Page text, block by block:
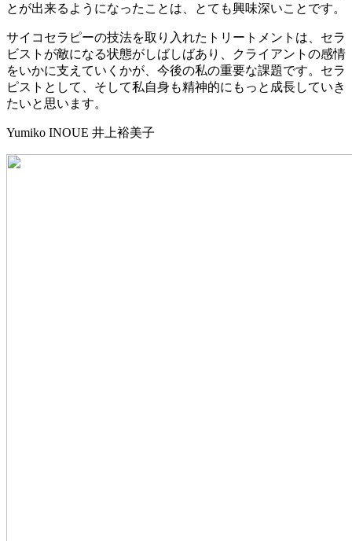
とが出来るようになったことは、とても興味深いことです。
サイコセラピーの技法を取り入れたトリートメントは、セラ
ビストが敵になる状態がしばしばあり、クライアントの感情
をいかに支えていくかが、今後の私の重要な課題です。セラ
ピストとして、そして私自身も精神的にもっと成長していき
たいと思います。
Yumiko INOUE 井上裕美子